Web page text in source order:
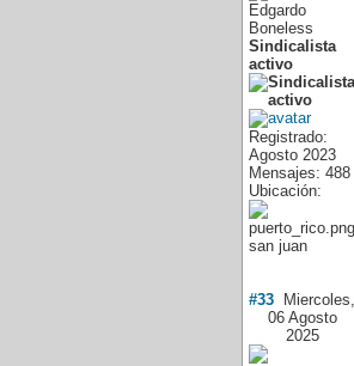
Edgardo
Boneless
Sindicalista
activo
Registrado:
Agosto 2023
Mensajes: 488
Ubicación:
san juan
#33 Miercoles,
06 Agosto
2025